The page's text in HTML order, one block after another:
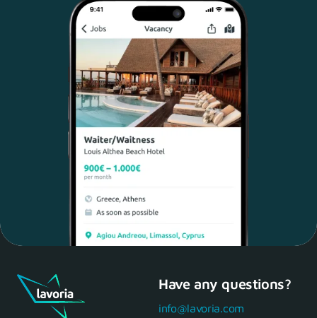
Maria, 28 Waiter
Yes, of course! I'll be ready.
Have any questions?
info@lavoria.com